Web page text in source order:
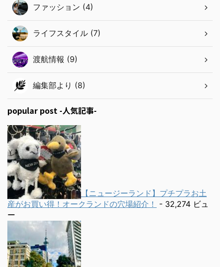
ファッション (4)
ライフスタイル (7)
渡航情報 (9)
編集部より (8)
popular post -人気記事-
【ニュージーランド】プチプラお土
産がお買い得！オークランドの穴場紹介！
- 32,274 ビュ
ー